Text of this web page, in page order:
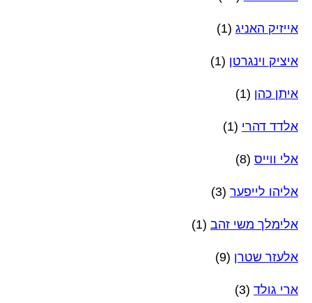
אייזיק האניג (1)
איציק וינגרטן (1)
איתן כהן (1)
אלדד דהרי (1)
אלי ווייס (8)
אליהו לייפער (3)
אלימלך משי זהב (1)
אלעזר שטרן (9)
ארי גולד (3)